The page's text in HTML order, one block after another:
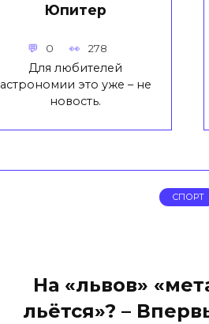
Юпитер
0 278
Для любителей
астрономии это уже – не
новость.
СПОРТ
На «львов»
льётся»? –